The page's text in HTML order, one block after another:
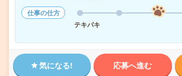
仕事の仕方
テキパキ
気になる! 応募へ進む